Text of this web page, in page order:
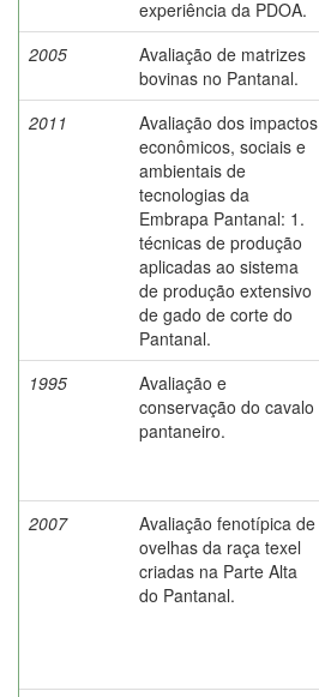
experiência da PDOA.
2005
Avaliação de matrizes
bovinas no Pantanal.
2011
Avaliação dos impactos
econômicos, sociais e
ambientais de
tecnologias da
Embrapa Pantanal: 1.
técnicas de produção
aplicadas ao sistema
de produção extensivo
de gado de corte do
Pantanal.
1995
Avaliação e
conservação do cavalo
pantaneiro.
2007
Avaliação fenotípica de
ovelhas da raça texel
criadas na Parte Alta
do Pantanal.